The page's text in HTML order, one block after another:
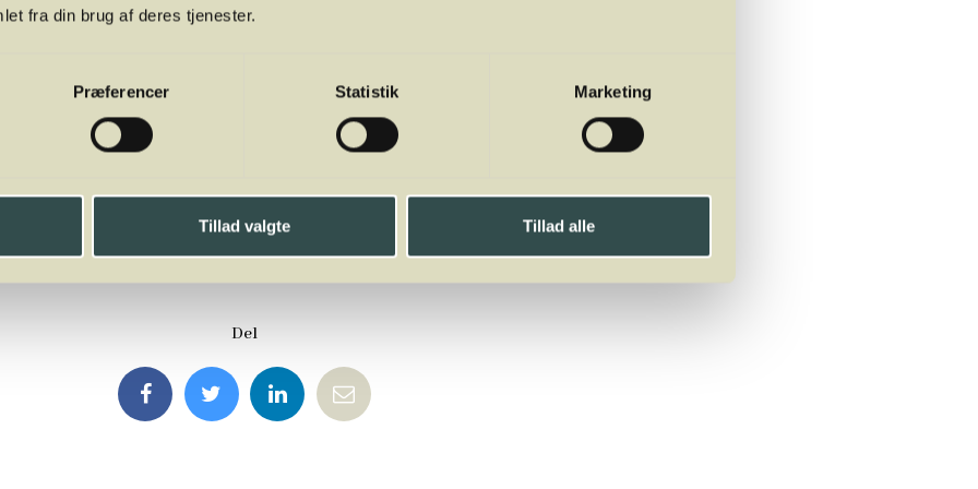
fra din brug af deres tjenester.
Præferencer Statistik Marketing
Tillad valgte Tillad alle
med FO-Aarhus.
Del